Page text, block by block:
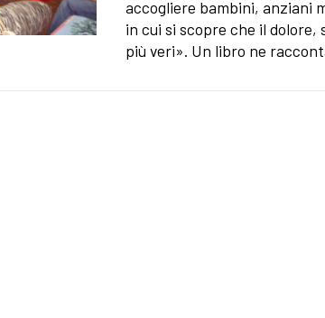
accogliere bambini, anziani
in cui si scopre che il dolore,
più veri». Un libro ne